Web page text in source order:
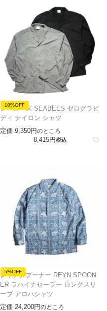
10%OFF
シービーズ SEABEES ゼログラビ
ディ ナイロン シャツ
定価 9,350 のところ
8,415 税込
5%OFF
レインスプーナー REYN SPOON
ER ラハイナセーラー ロングスリ
ーブ アロハシャツ
定価 24,200 のところ